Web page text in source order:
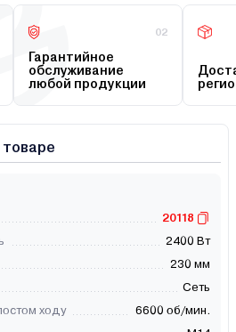
02
Гарантийное
обслуживание
любой продукции
20118
2400 Вт
230 мм
Сеть
ходу
6600 об/мин.